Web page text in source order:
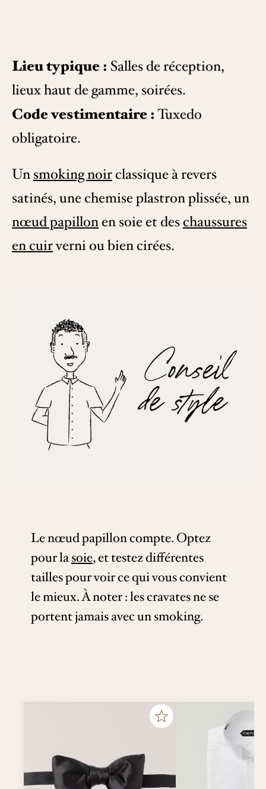
Lieu typique : Salles de réception,
lieux haut de gamme, soirées.
Code vestimentaire :Tuxedo
obligatoire.
Unsmoking noirclassique à revers
satinés, une chemise plastron plissée, un
nœud papillonen soie et deschaussures
en cuirverni ou bien cirées.
Le nœud papillon compte. Optez
pour lasoie, et testez différentes
tailles pour voir ce qui vous convient
le mieux. À noter : les cravates ne se
portent jamais avec un smoking.